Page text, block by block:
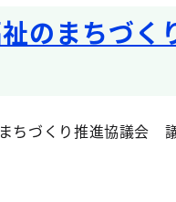
のまちづ
ちづくり推進協議会